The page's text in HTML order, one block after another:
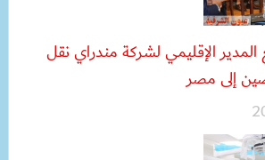
الإقليمي لشركة مندراي نقل
إلى مصر